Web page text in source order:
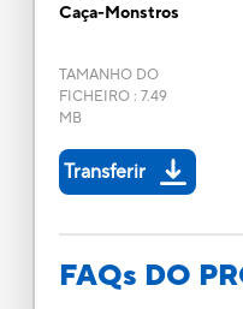
Caça-Monstros
TAMANHO DO
FICHEIRO: 7.49
MB
Transferir
FAQs DO